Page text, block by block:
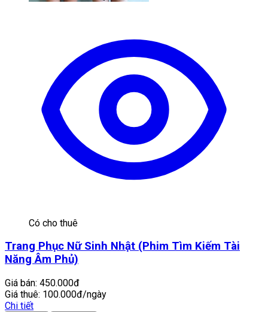
Có cho thuê
Trang Phục Nữ Sinh Nhật (Phim Tìm Kiếm Tài
Năng Âm Phủ)
Giá bán: 450.000đ
Giá thuê: 100.000đ/ngày
Chi tiết